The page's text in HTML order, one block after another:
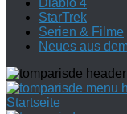
Diablo 4
StarTrek
Serien & Filme
Neues aus
Startseite